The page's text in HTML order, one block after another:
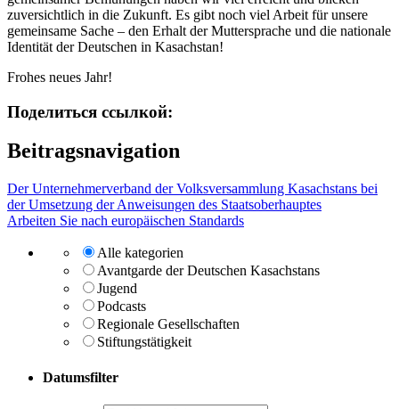
zuversichtlich in die Zukunft. Es gibt noch viel Arbeit für unsere
gemeinsame Sache – den Erhalt der Muttersprache und die nationale
Identität der Deutschen in Kasachstan!
Frohes neues Jahr!
Поделиться ссылкой:
Beitragsnavigation
Der Unternehmerverband der Volksversammlung Kasachstans bei
der Umsetzung der Anweisungen des Staatsoberhauptes
Arbeiten Sie nach europäischen Standards
Alle kategorien
Avantgarde der Deutschen Kasachstans
Jugend
Podcasts
Regionale Gesellschaften
Stiftungstätigkeit
Datumsfilter